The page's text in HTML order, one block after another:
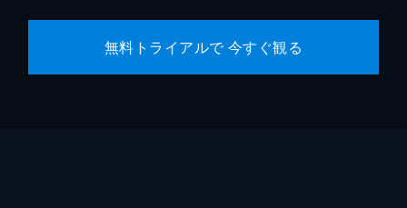
無料トライアルで 今すぐ観る